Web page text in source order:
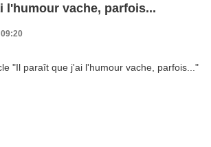
l'humour vache, parfois...